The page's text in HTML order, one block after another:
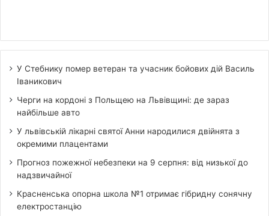
У Стебнику помер ветеран та учасник бойових дій Василь
Іваникович
Черги на кордоні з Польщею на Львівщині: де зараз
найбільше авто
У львівській лікарні святої Анни народилися двійнята з
окремими плацентами
Прогноз пожежної небезпеки на 9 серпня: від низької до
надзвичайної
Красненська опорна школа №1 отримає гібридну сонячну
електростанцію